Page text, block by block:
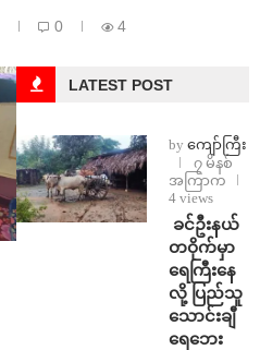
0 4
LATEST POST
by ကျော်ကြီး
၇ မိနစ်
အကြာက
4 views
⁩ ⁨ခင်ဦးနယ်
တဝိုက်မှာ
ရေကြီးနေ
လို့ ပြည်သူ
သောင်းချီ
ရေဘေး